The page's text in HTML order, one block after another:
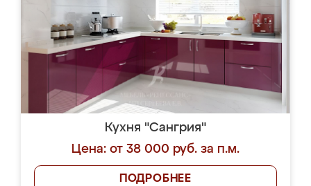
Кухня "Сангрия"
Цена: от 38 000 руб. за п.м.
ПОДРОБНЕЕ